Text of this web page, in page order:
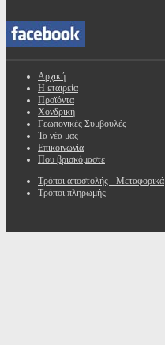
Αρχική
Η εταιρεία
Προϊόντα
Χονδρική
Γεωπονικές Συμβουλές
Τα νέα μας
Επικοινωνία
Που βρισκόμαστε
Τρόποι αποστολής - Μεταφορικά
Τρόποι πληρωμής